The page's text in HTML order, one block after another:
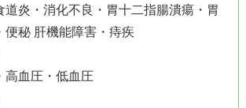
道炎・消化不良・胃十二指腸潰瘍・胃
便秘 肝機能障害・痔疾
高血圧・低血圧